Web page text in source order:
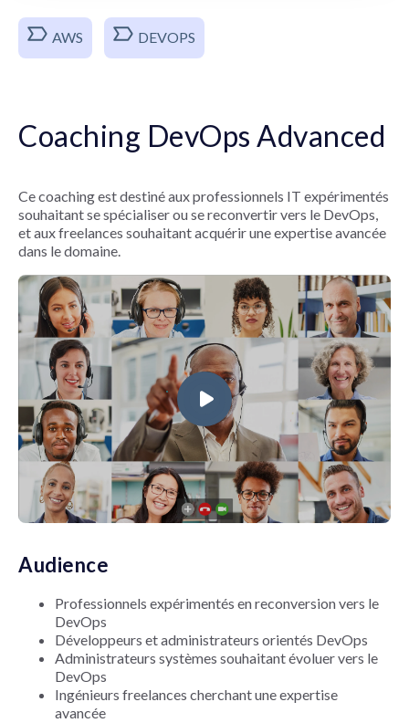
Coaching DevOps Advanced
Ce coaching est destiné aux professionnels IT expérimentés
souhaitant se spécialiser ou se reconvertir vers le DevOps,
et aux freelances souhaitant acquérir une expertise avancée
dans le domaine.
Audience
Professionnels expérimentés en reconversion vers le
DevOps
Développeurs et administrateurs orientés DevOps
Administrateurs systèmes souhaitant évoluer vers le
DevOps
Ingénieurs freelances cherchant une expertise
avancée
AWS DEVOPS